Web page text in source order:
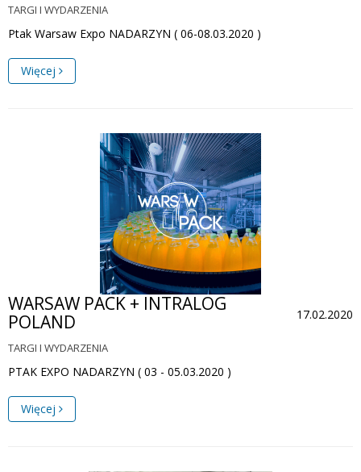
TARGI I WYDARZENIA
Ptak Warsaw Expo NADARZYN ( 06-08.03.2020 )
Więcej
17.02.2020
WARSAW PACK + INTRALOG
POLAND
TARGI I WYDARZENIA
PTAK EXPO NADARZYN ( 03 - 05.03.2020 )
Więcej